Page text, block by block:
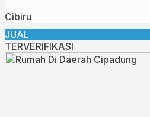
Cibiru
JUAL
TERVERIFIKASI